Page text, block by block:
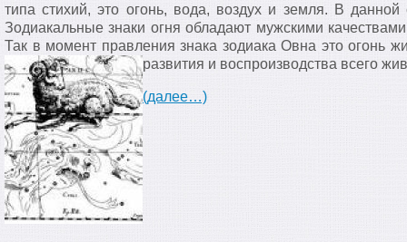
типа стихий, это огонь, вода, воздух и земля. В
Зодиакальные знаки огня обладают мужскими
Так в момент правления знака зодиака Овна это огонь
развития и воспроизводства всего
(далее…)